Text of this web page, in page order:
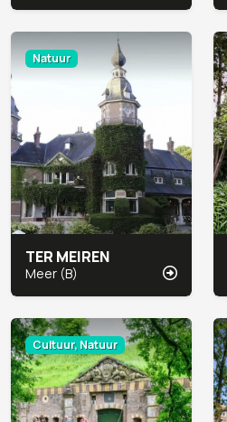
Natuur
TER MEIREN
Meer (B)
Cultuur, Natuur